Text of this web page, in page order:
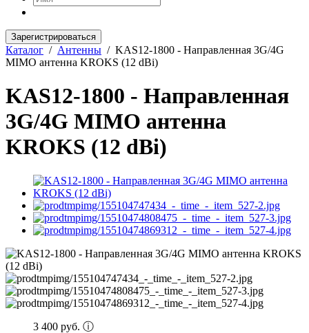
Зарегистрироваться
Каталог / Антенны / KAS12-1800 - Направленная 3G/4G
MIMO антенна KROKS (12 dBi)
KAS12-1800 - Направленная
3G/4G MIMO антенна
KROKS (12 dBi)
3 400 руб. ⓘ